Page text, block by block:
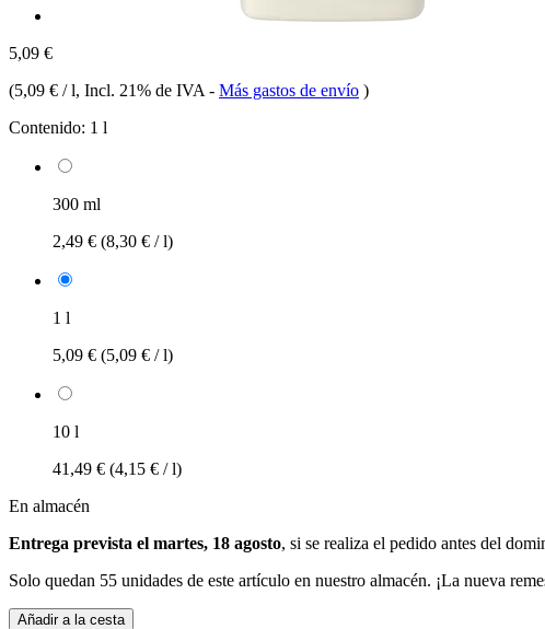
5,09 €
(5,09 € / l, Incl. 21% de IVA - Más gastos de envío )
Contenido: 1 l
300 ml
2,49 € (8,30 € / l)
1 l
5,09 € (5,09 € / l)
10 l
41,49 € (4,15 € / l)
En almacén
Entrega prevista el martes, 18 agosto, si se realiza el pedido antes del
Solo quedan 55 unidades de este artículo en nuestro almacén. ¡La nueva
Añadir a la cesta